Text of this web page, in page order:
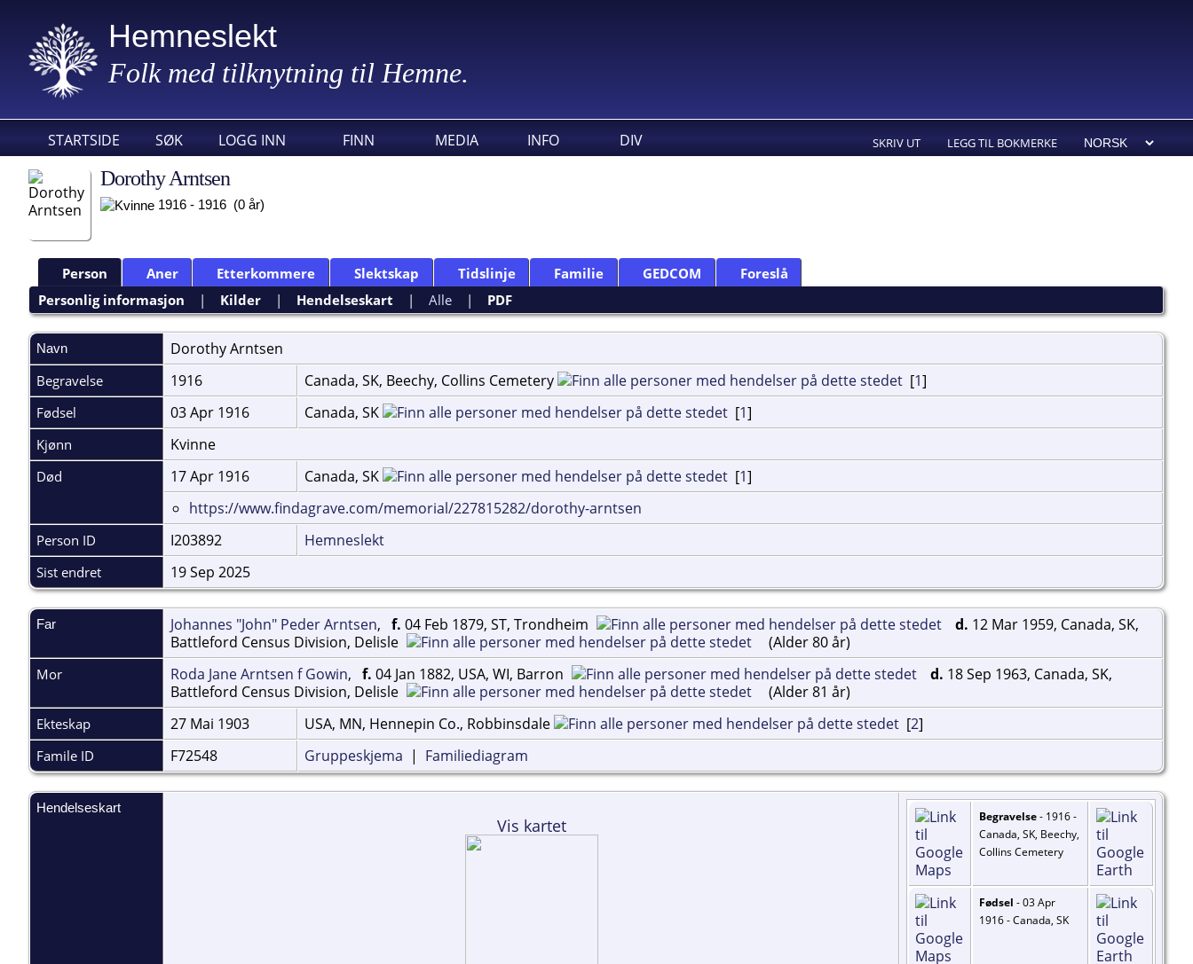
Hemneslekt
Folk med tilknytning til Hemne.
STARTSIDE SØK LOGG INN FINN MEDIA INFO DIV SKRIV UT LEGG TIL BOKMERKE
Dorothy Arntsen
1916 - 1916 (0 år)
Person Aner Etterkommere Slektskap Tidslinje Familie GEDCOM
Foreslå
Personlig informasjon | Kilder | Hendelseskart |Alle | PDF
Navn DorothyArntsen
Begravelse 1916 Canada, SK, Beechy, Collins Cemetery [1]
Fødsel 03 Apr 1916 Canada, SK [1]
Kjønn Kvinne
Død 17 Apr 1916 Canada, SK [1]
https://www.findagrave.com/memorial/227815282/dorothy-arntsen
Person ID I203892 Hemneslekt
Sist endret 19 Sep 2025
Far Johannes "John" Peder Arntsen, f. 04 Feb 1879, ST, Trondheim d. 12 Mar 1959, Canada, SK,
Battleford Census Division, Delisle
(Alder 80 år)
Mor Roda Jane Arntsen f Gowin, f. 04 Jan 1882, USA, WI, Barron d. 18 Sep 1963, Canada, SK,
Battleford Census Division, Delisle
(Alder 81 år)
Ekteskap 27 Mai 1903 USA, MN, Hennepin Co., Robbinsdale [2]
Famile ID F72548 Gruppeskjema | Familiediagram
Hendelseskart
Vis kartet Begravelse- 1916 -
Canada, SK, Beechy,
Collins Cemetery
Fødsel - 03 Apr
1916 - Canada, SK